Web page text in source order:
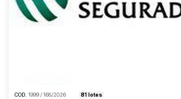
COD. 1999 / 168/2026 81 lotes